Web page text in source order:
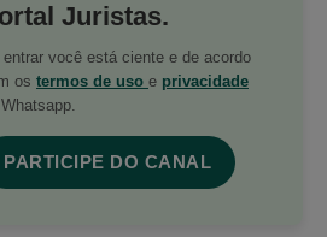
Juristas.
entrar você está ciente e de acordo
os termos de uso e privacidade
PARTICIPE DO CANAL